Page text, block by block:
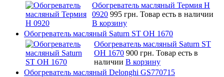
Обогреватель масляный Термия Н
0920 995 грн. Товар есть в наличии
В корзину
Обогреватель масляный Saturn ST OH 1670
Обогреватель масляный Saturn ST
OH 1670 900 грн. Товар есть в
наличии В корзину
Обогреватель масляный Delonghi GS770715